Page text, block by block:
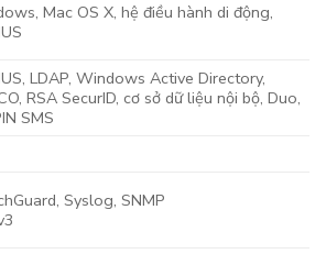
Mac OS X, hệ điều hành di động,
LDAP, Windows Active Directory,
RSA SecurID, cơ sở dữ liệu nội bộ, Duo,
SMS
Syslog, SNMP